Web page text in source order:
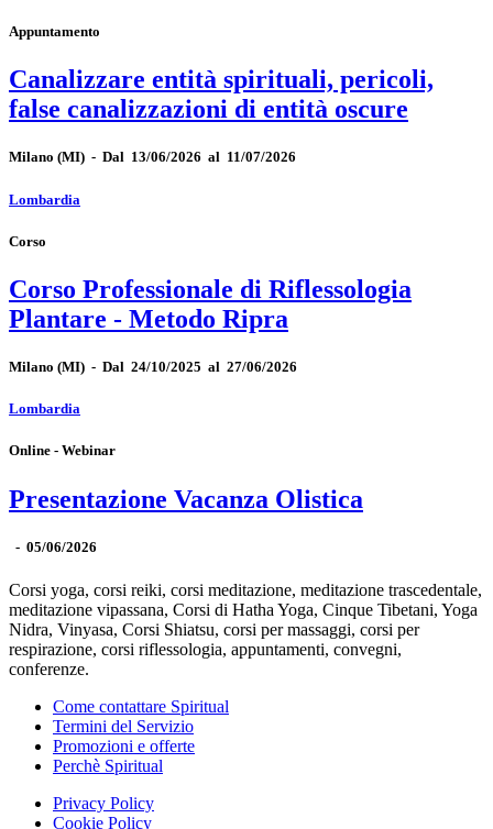
Appuntamento
Canalizzare entità spirituali, pericoli,
false canalizzazioni di entità oscure
Milano (MI) - Dal 13/06/2026 al 11/07/2026
Lombardia
Corso
Corso Professionale di Riflessologia
Plantare - Metodo Ripra
Milano (MI) - Dal 24/10/2025 al 27/06/2026
Lombardia
Online - Webinar
Presentazione Vacanza Olistica
- 05/06/2026
Corsi yoga, corsi reiki, corsi meditazione, meditazione trascedentale,
meditazione vipassana, Corsi di Hatha Yoga, Cinque Tibetani, Yoga
Nidra, Vinyasa, Corsi Shiatsu, corsi per massaggi, corsi per
respirazione, corsi riflessologia, appuntamenti, convegni,
conferenze.
Come contattare Spiritual
Termini del Servizio
Promozioni e offerte
Perchè Spiritual
Privacy Policy
Cookie Policy